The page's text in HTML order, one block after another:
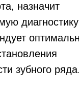
назначит
зубного ряда.